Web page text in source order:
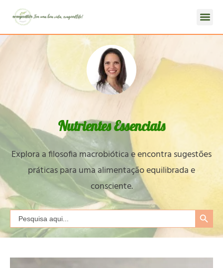
Nutrientes Essenciais
Explora a filosofia macrobiótica e encontra sugestões
práticas para uma alimentação equilibrada e
consciente.
Search
for:
Search Button